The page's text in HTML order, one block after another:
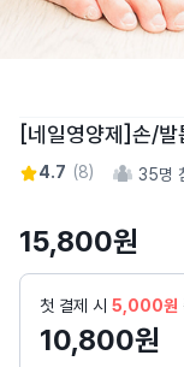
토
어
스
리
[네일영양제]손/
4.7 (8) 35명
15,800원
첫 결제 시 5,000원
10,800원